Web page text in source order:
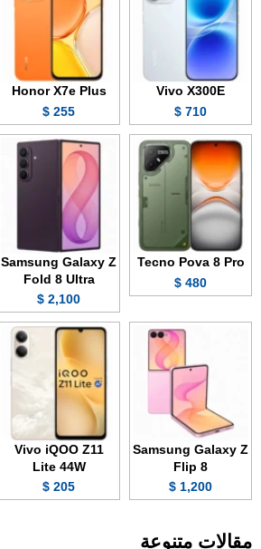
Vivo X300E
710 $
Honor X7e Plus
255 $
Tecno Pova 8 Pro
480 $
Samsung Galaxy Z
Fold 8 Ultra
2,100 $
Samsung Galaxy Z
Flip 8
1,200 $
Vivo iQOO Z11
Lite 44W
205 $
مقالات متنوعة